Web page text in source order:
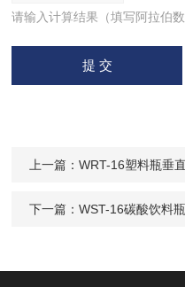
请输入计算结果（填写阿拉伯
上一篇：WRT-16塑料瓶垂
下一篇：WST-16碳酸饮料